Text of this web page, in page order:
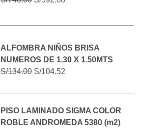
ALFOMBRA NIÑOS BRISA
NUMEROS DE 1.30 X 1.50MTS
S/134.00S/104.52
PISO LAMINADO SIGMA COLOR
ROBLE ANDROMEDA 5380 (m2)